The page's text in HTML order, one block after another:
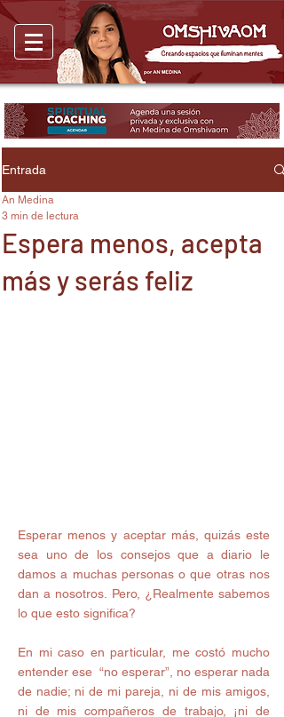
Entrada
Espera menos, acepta
más y serás feliz
An Medina
3 min de lectura
Esperar menos y aceptar más, quizás este
sea uno de los consejos que a diario le
damos a muchas personas o que otras nos
dan a nosotros. Pero, ¿Realmente sabemos
lo que esto significa?
En mi caso en particular, me costó mucho
entender ese  “no esperar”, no esperar nada
de nadie; ni de mi pareja, ni de mis amigos,
ni de mis compañeros de trabajo, ¡ni de